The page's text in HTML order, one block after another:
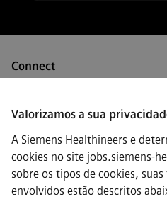
Valorizamos a sua
A Siemens Healthineers e
cookies no site jobs.siemens-
sobre os tipos de cookies,
envolvidos estão descritos
Connect
Siemens Healthineers AG © 2026·
·